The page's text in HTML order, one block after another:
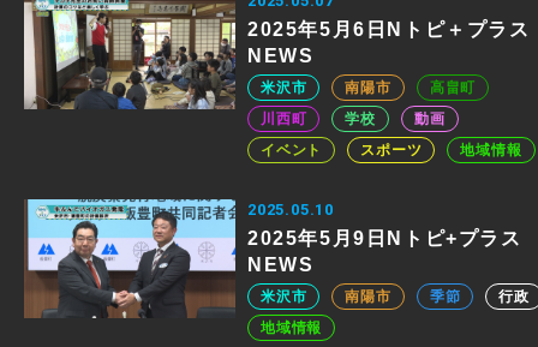
2025年5月6日Nトピ＋プラス
NEWS
米沢市 南陽市
高畠町
川西町
学校
動画
イベント
スポーツ 地域情報
2025.05.10
2025年5月9日Nトピ+プラス
NEWS
米沢市 南陽市 季節
行政
地域情報